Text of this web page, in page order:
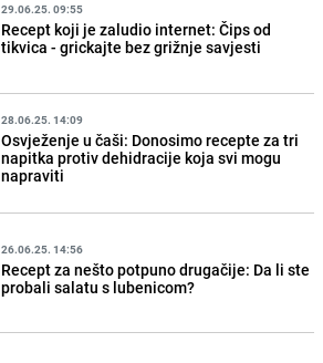
29.06.25. 09:55
Recept koji je zaludio internet: Čips od
tikvica - grickajte bez grižnje savjesti
28.06.25. 14:09
Osvježenje u čaši: Donosimo recepte za tri
napitka protiv dehidracije koja svi mogu
napraviti
26.06.25. 14:56
Recept za nešto potpuno drugačije: Da li ste
probali salatu s lubenicom?